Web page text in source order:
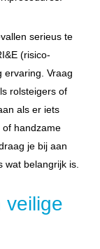
serieus te
(risico-
ervaring. Vraag
rolsteigers of
als er iets
handzame
je bij aan
wat belangrijk is.
veilige